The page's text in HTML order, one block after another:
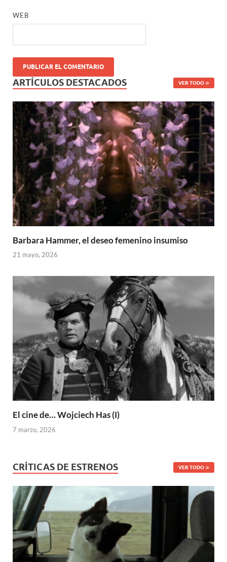
WEB
ARTÍCULOS DESTACADOS VER TODO
Barbara Hammer, el deseo femenino insumiso
21 mayo, 2026
El cine de… Wojciech Has (I)
7 marzo, 2026
CRÍTICAS DE ESTRENOS VER TODO